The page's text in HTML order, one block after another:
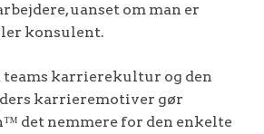
uanset om man er
konsulent.
teams karrierekultur og den
karrieremotiver gør
det nemmere for den enkelte